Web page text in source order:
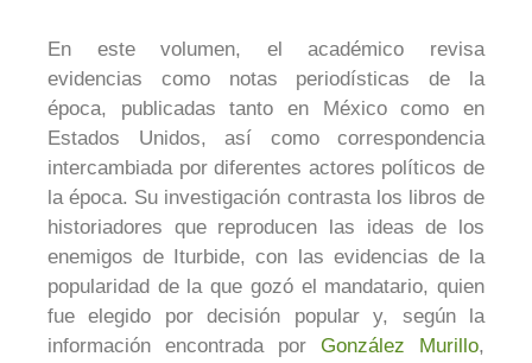
En este volumen, el académico revisa
evidencias como notas periodísticas de la
época, publicadas tanto en México como en
Estados Unidos, así como correspondencia
intercambiada por diferentes actores políticos de
la época. Su investigación contrasta los libros de
historiadores que reproducen las ideas de los
enemigos de Iturbide, con las evidencias de la
popularidad de la que gozó el mandatario, quien
fue elegido por decisión popular y, según la
información encontrada por González Murillo,